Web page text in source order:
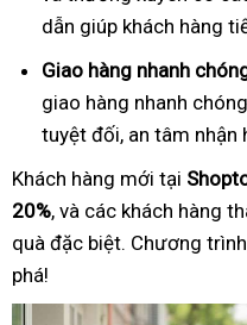
dẫn giúp khách hàng
Giao hàng nhanh
giao hàng nhanh
tuyệt đối, an tâm nhận
Khách hàng mới tại
20%, và các khách hàng
quà đặc biệt. Chương
phá!